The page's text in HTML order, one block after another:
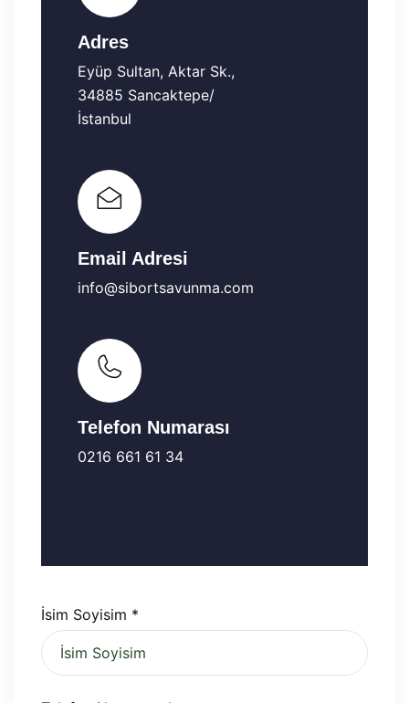
Adres
Eyüp Sultan, Aktar Sk.,
34885 Sancaktepe/
İstanbul
Email Adresi
info@sibortsavunma.com
Telefon Numarası
0216 661 61 34
İsim Soyisim *